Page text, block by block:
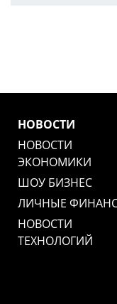
НОВОСТИ
НОВОСТИ
ЭКОНОМИКИ
ШОУ БИЗНЕС
ЛИЧНЫЕ
НОВОСТИ
ТЕХНОЛОГИЙ